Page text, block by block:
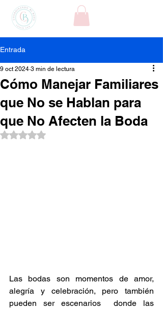
Entrada
Cómo Manejar Familiares
que No se Hablan para
que No Afecten la Boda
9 oct 2024 3 min de lectura
Obtuvo NaN de 5 estrellas.
Las bodas son momentos de amor,
alegría y celebración, pero también
pueden ser escenarios  donde las